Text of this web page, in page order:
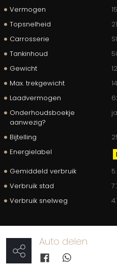
Vermogen
Topsnelheid
Carrosserie
Tankinhoud
Gewicht
Max. trekgewicht
Laadvermogen
Onderhoudsboekje
aanwezig?
ja
Bijtelling
Energielabel
Gemiddeld verbruik
Verbruik stad
Verbruik snelweg
Auto delen